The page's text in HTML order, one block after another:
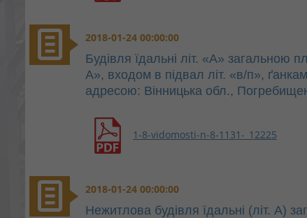
2018-01-24 00:00:00
Будівля їдальні літ. «А» загальною
А», входом в підвал літ. «в/п»,
адресою: Вінницька обл.,
1-8-vidomosti-n-8-1131-_12225
2018-01-24 00:00:00
Нежитлова будівля їдальні (літ. А)